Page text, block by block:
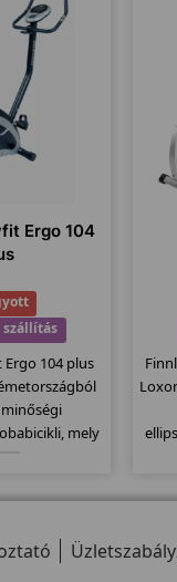
Ergo 104
104 plus
mely
teherbírás is